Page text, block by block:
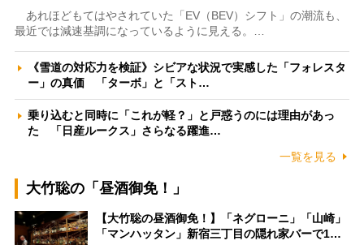
あれほどもてはやされていた「EV（BEV）シフト」の潮流も、
最近では減速基調になっているように見える。…
《雪道の対応力を検証》シビアな状況で実感した「フォレスタ
ー」の真価 「ターボ」と「スト…
乗り込むと同時に「これが軽？」と戸惑うのには理由があっ
た 「日産ルークス」さらなる躍進…
一覧を見る
大竹聡の「昼酒御免！」
【大竹聡の昼酒御免！】「ネグローニ」「山崎」
「マンハッタン」新宿三丁目の隠れ家バーで1…